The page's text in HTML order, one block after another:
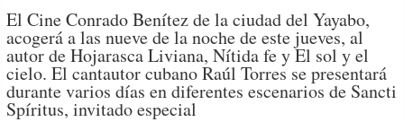
El Cine Conrado Benítez de la ciudad del Yayabo,
acogerá a las nueve de la noche de este jueves, al
autor de Hojarasca Liviana, Nítida fe y El sol y el
cielo. El cantautor cubano Raúl Torres se presentará
durante varios días en diferentes escenarios de Sancti
Spíritus, invitado especial